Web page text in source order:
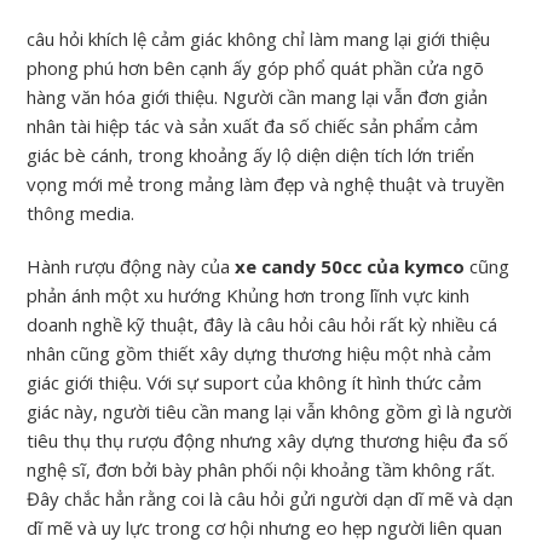
câu hỏi khích lệ cảm giác không chỉ làm mang lại giới thiệu
phong phú hơn bên cạnh ấy góp phổ quát phần cửa ngõ
hàng văn hóa giới thiệu. Người cần mang lại vẫn đơn giản
nhân tài hiệp tác và sản xuất đa số chiếc sản phẩm cảm
giác bè cánh, trong khoảng ấy lộ diện diện tích lớn triển
vọng mới mẻ trong mảng làm đẹp và nghệ thuật và truyền
thông media.
Hành rượu động này củaxe candy 50cc của kymco cũng
phản ánh một xu hướng Khủng hơn trong lĩnh vực kinh
doanh nghề kỹ thuật, đây là câu hỏi câu hỏi rất kỳ nhiều cá
nhân cũng gồm thiết xây dựng thương hiệu một nhà cảm
giác giới thiệu. Với sự suport của không ít hình thức cảm
giác này, người tiêu cần mang lại vẫn không gồm gì là người
tiêu thụ thụ rượu động nhưng xây dựng thương hiệu đa số
nghệ sĩ, đơn bởi bày phân phối nội khoảng tầm không rất.
Đây chắc hẳn rằng coi là câu hỏi gửi người dạn dĩ mẽ và dạn
dĩ mẽ và uy lực trong cơ hội nhưng eo hẹp người liên quan